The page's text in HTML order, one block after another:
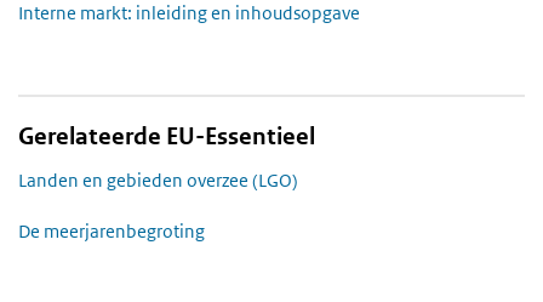
Interne markt: inleiding en inhoudsopgave
Gerelateerde EU-Essentieel
Landen en gebieden overzee (LGO)
De meerjarenbegroting